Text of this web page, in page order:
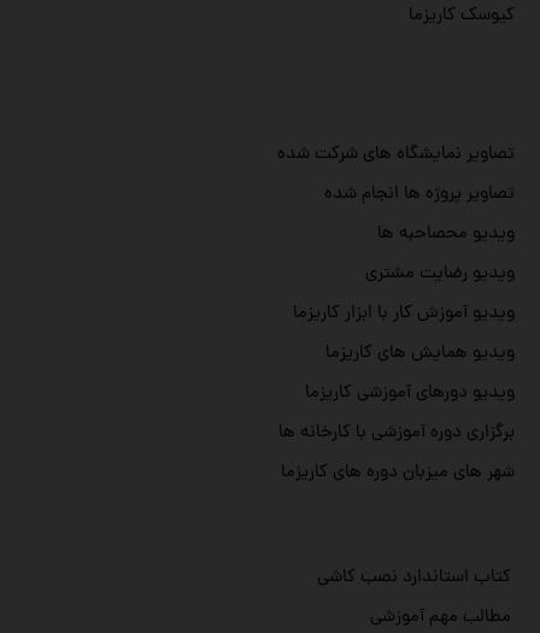
تصاویر نمایشگاه های شرکت شده
تصاویر پروژه ها انجام شده
ویدیو محصاحبه ها
ویدیو رضایت مشتری
ویدیو آموزش کار با ابزار کاریزما
ویدیو همایش های کاریزما
ویدیو دورهای آموزشی کاریزما
برگزاری دوره آموزشی با کارخانه ها
شهر های میزبان دوره های کاریزما
کیوسک کاریزما
کتاب استاندارد نصب کاشی
مطالب مهم آموزشی